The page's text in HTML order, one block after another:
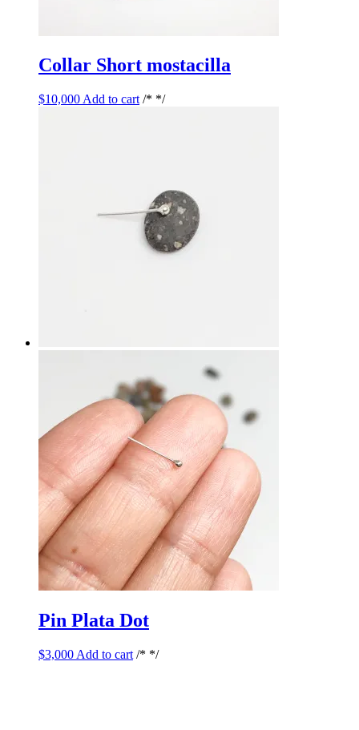
Collar Short mostacilla
$10,000 Add to cart /* */
Pin Plata Dot
$3,000 Add to cart /* */